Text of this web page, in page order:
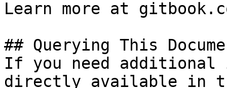
Learn more at
## Querying This
If you need
directly available in